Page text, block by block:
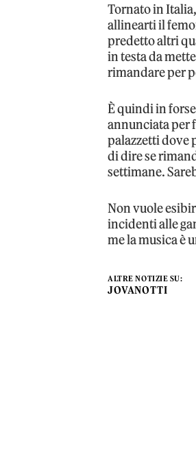
Tornato in
allinearti il
predetto altri
in testa da
rimandare per
È quindi in
annunciata per
palazzetti dove
di dire se
settimane.
Non vuole
incidenti alle
me la musica è
ALTRE NOTIZIE SU:
JOVANOTTI